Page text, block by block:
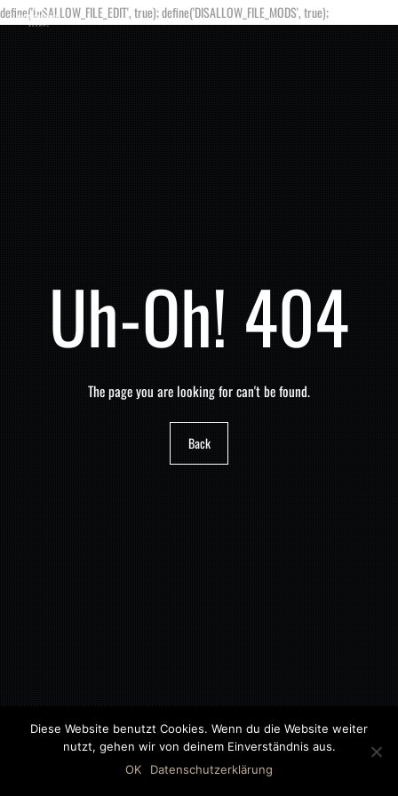
define('DISALLOW_FILE_EDIT', true); define('DISALLOW_FILE_MODS', true);
Uh-Oh! 404
The page you are looking for can't be found.
Back
©2018 MWB – MOTORWAGEN BERNAU GMBH
Diese Website benutzt Cookies. Wenn du die Website weiter
nutzt, gehen wir von deinem Einverständnis aus.
OK
Datenschutzerklärung